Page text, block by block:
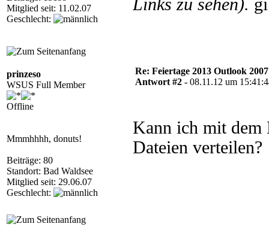
Mitglied seit: 11.02.07
Geschlecht:
Links zu sehen).
prinzeso
WSUS Full Member
Offline
Mmmhhhh, donuts!
Beiträge: 80
Standort: Bad Waldsee
Mitglied seit: 29.06.07
Geschlecht:
Re: Feiertage 2013 Outlook
Antwort #2 - 08.11.12 um
Kann ich mit dem
Dateien verteilen?